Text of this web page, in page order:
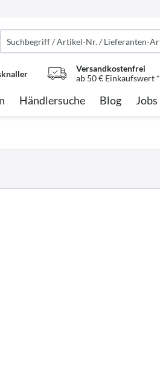
Versandkostenfrei
ab 50 € Einkaufswert *
Händlersuche Blog Jobs